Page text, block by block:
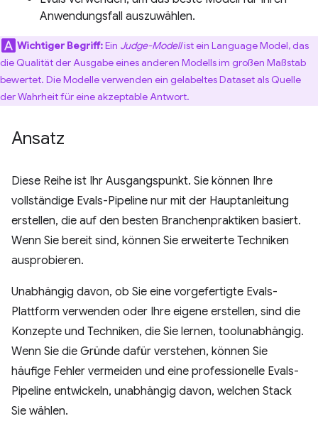
Anwendungsfall auszuwählen.
Wichtiger Begriff:Ein Judge-Modellist ein Language Model, das
die Qualität der Ausgabe eines anderen Modells im großen Maßstab
bewertet. Die Modelle verwenden ein gelabeltes Dataset als Quelle
der Wahrheit für eine akzeptable Antwort.
Ansatz
Diese Reihe ist Ihr Ausgangspunkt. Sie können Ihre
vollständige Evals-Pipeline nur mit der Hauptanleitung
erstellen, die auf den besten Branchenpraktiken basiert.
Wenn Sie bereit sind, können Sie erweiterte Techniken
ausprobieren.
Unabhängig davon, ob Sie eine vorgefertigte Evals-
Plattform verwenden oder Ihre eigene erstellen, sind die
Konzepte und Techniken, die Sie lernen, toolunabhängig.
Wenn Sie die Gründe dafür verstehen, können Sie
häufige Fehler vermeiden und eine professionelle Evals-
Pipeline entwickeln, unabhängig davon, welchen Stack
Sie wählen.